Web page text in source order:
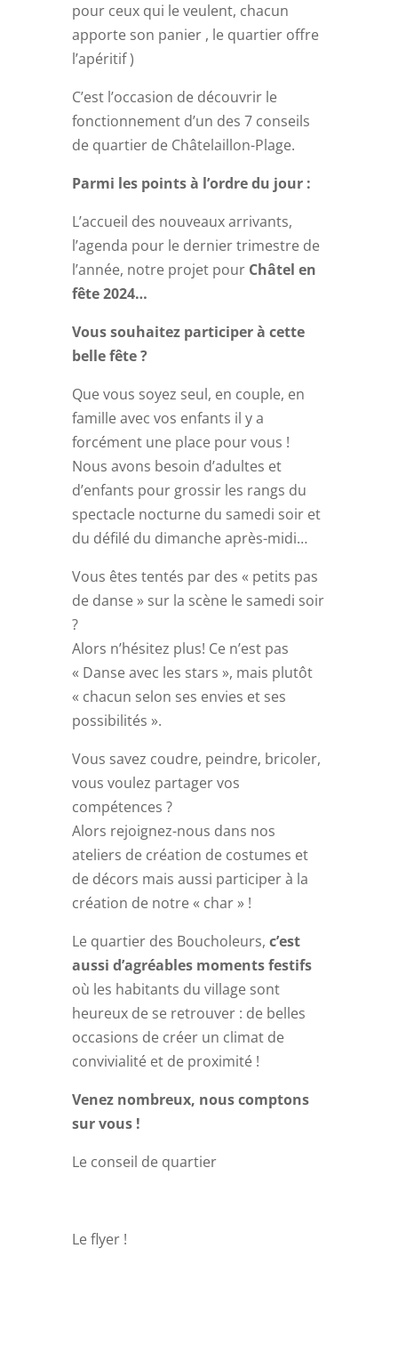
pour ceux qui le veulent, chacun
apporte son panier , le quartier offre
l’apéritif )
C’est l’occasion de découvrir le
fonctionnement d’un des 7 conseils
de quartier de Châtelaillon-Plage.
Parmi les points à l’ordre du jour :
L’accueil des nouveaux arrivants,
l’agenda pour le dernier trimestre de
l’année, notre projet pour Châtel en
fête 2024…
Vous souhaitez participer à cette
belle fête ?
Que vous soyez seul, en couple, en
famille avec vos enfants il y a
forcément une place pour vous !
Nous avons besoin d’adultes et
d’enfants pour grossir les rangs du
spectacle nocturne du samedi soir et
du défilé du dimanche après-midi…
Vous êtes tentés par des « petits pas
de danse » sur la scène le samedi soir
?
Alors n’hésitez plus! Ce n’est pas
« Danse avec les stars », mais plutôt
« chacun selon ses envies et ses
possibilités ».
Vous savez coudre, peindre, bricoler,
vous voulez partager vos
compétences ?
Alors rejoignez-nous dans nos
ateliers de création de costumes et
de décors mais aussi participer à la
création de notre « char » !
Le quartier des Boucholeurs, c’est
aussi d’agréables moments festifs
où les habitants du village sont
heureux de se retrouver : de belles
occasions de créer un climat de
convivialité et de proximité !
Venez nombreux, nous comptons
sur vous !
Le conseil de quartier
Le flyer !